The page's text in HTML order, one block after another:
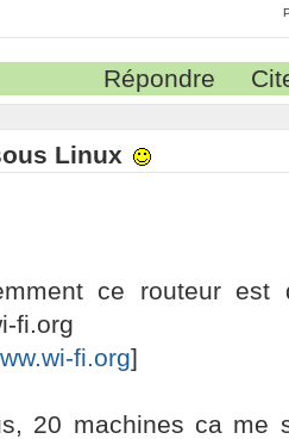
Répondre
Linux
ce routeur
fi.org
fi.org]
20 machines ca me